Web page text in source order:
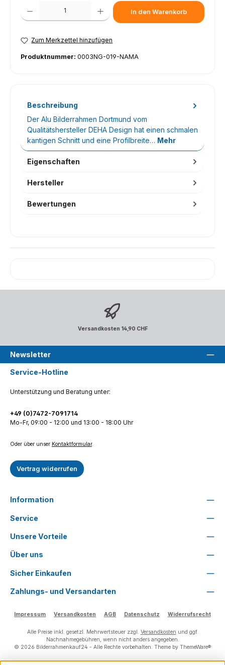
Produkt Anzahl: Gib den gewünschten Wert ein oder benutze die
In den Warenkorb
Zum Merkzettel hinzufügen
Produktnummer: 0003NG-019-NAMA
Beschreibung
Der Alu Bilderrahmen Dortmund vom
Qualitätshersteller DEHA Design hat einen schmalen
kantigen Schnitt und eine Profilbreite… Mehr
Eigenschaften
Hersteller
Bewertungen
Versandkosten 14,90 CHF
Newsletter
Service-Hotline
Unterstützung und Beratung unter:
+49 (0)7472-7091714
Mo-Fr, 09:00 - 12:00 und 13:00 - 18:00 Uhr
Oder über unser Kontaktformular.
Vertrag widerrufen
Information
Service
Unsere Vorteile
Über uns
Sicher Einkaufen
Zahlungs- und Versandarten
Impressum Versandkosten AGB Datenschutz Widerrufsrecht
Alle Preise inkl. gesetzl. Mehrwertsteuer zzgl. Versandkosten und ggf.
Nachnahmegebühren, wenn nicht anders angegeben.
© 2026 Bilderrahmenkauf24 - Alle Rechte vorbehalten. Theme by ThemeWare®